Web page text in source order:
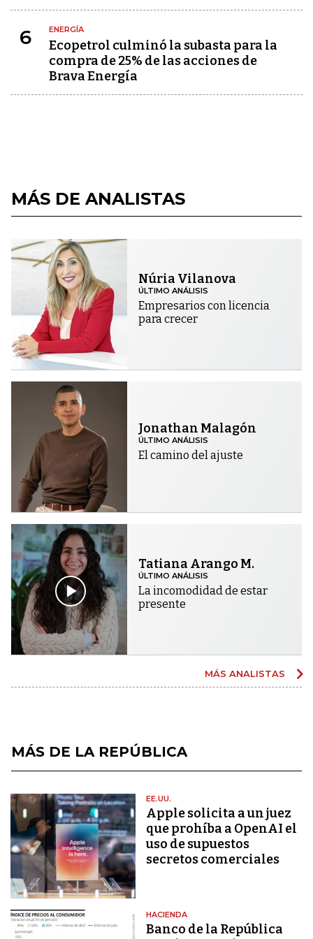
6 ENERGÍA
Ecopetrol culminó la subasta para la
compra de 25% de las acciones de
Brava Energía
MÁS DE ANALISTAS
Núria Vilanova
ÚLTIMO ANÁLISIS
Empresarios con licencia
para crecer
Jonathan Malagón
ÚLTIMO ANÁLISIS
El camino del ajuste
Tatiana Arango M.
ÚLTIMO ANÁLISIS
La incomodidad de estar
presente
MÁS ANALISTAS
MÁS DE LA REPÚBLICA
EE.UU.
Apple solicita a un juez
que prohíba a OpenAI el
uso de supuestos
secretos comerciales
HACIENDA
Banco de la República